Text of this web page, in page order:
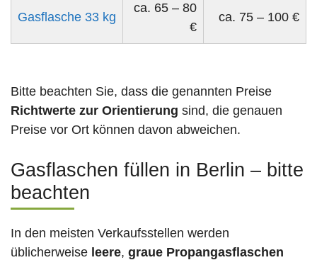
Gasflasche 33 kg
ca. 65 – 80
€
ca. 75 – 100 €
Bitte beachten Sie, dass die genannten Preise
Richtwerte zur Orientierung sind, die genauen
Preise vor Ort können davon abweichen.
Gasflaschen füllen in Berlin – bitte
beachten
In den meisten Verkaufsstellen werden
üblicherweise leere, graue Propangasflaschen